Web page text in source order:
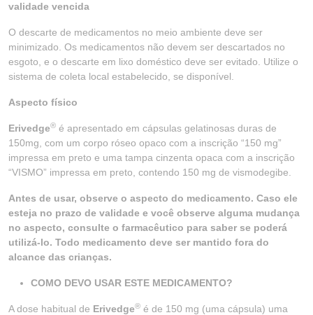
validade vencida
O descarte de medicamentos no meio ambiente deve ser
minimizado. Os medicamentos não devem ser descartados no
esgoto, e o descarte em lixo doméstico deve ser evitado. Utilize o
sistema de coleta local estabelecido, se disponível.
Aspecto físico
Erivedge® é apresentado em cápsulas gelatinosas duras de
150mg, com um corpo róseo opaco com a inscrição “150 mg”
impressa em preto e uma tampa cinzenta opaca com a inscrição
“VISMO” impressa em preto, contendo 150 mg de vismodegibe.
Antes de usar, observe o aspecto do medicamento. Caso ele
esteja no prazo de validade e você observe alguma mudança
no aspecto, consulte o farmacêutico para saber se poderá
utilizá-lo. Todo medicamento deve ser mantido fora do
alcance das crianças.
COMO DEVO USAR ESTE MEDICAMENTO?
A dose habitual de Erivedge® é de 150 mg (uma cápsula) uma